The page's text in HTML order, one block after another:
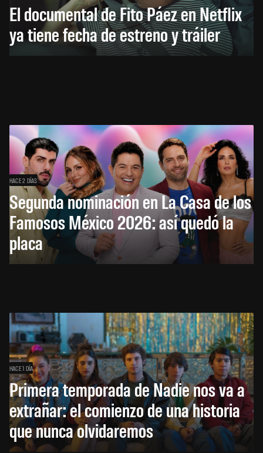
El documental de Fito Páez en Netflix
ya tiene fecha de estreno y tráiler
HACE 2 DÍAS
Segunda nominación en La Casa de los
Famosos México 2026: así quedó la
placa
HACE 1 DÍA
Primera temporada de Nadie nos va a
extrañar: el comienzo de una historia
que nunca olvidaremos